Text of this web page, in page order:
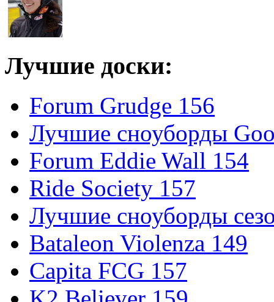
Лучшие доски:
Forum Grudge 156
Лучшие сноуборды
Forum Eddie Wall 154
Ride Society 157
Лучшие сноуборды
Bataleon Violenza 149
Capita FCG 157